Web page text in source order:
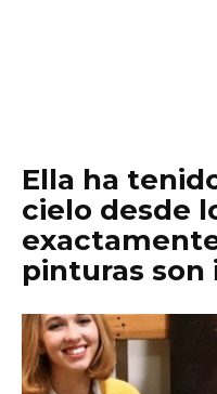
Ella ha
cielo desde
pinturas son